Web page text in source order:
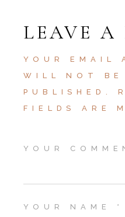
LEAVE A
YOUR EMAIL
WILL NOT BE
PUBLISHED.
FIELDS ARE